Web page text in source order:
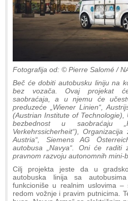
Fotografija od: © Pierre Salomé /
Beč će dobiti autobusku liniju na
bez vozača. Ovaj projekat
saobraćaja, a u njemu će
preduzeće „Wiener Linien“,
(Austrian Institute of
bezbednost u saobraćaju
Verkehrssicherheit“),
Austria“, Siemens AG
autobusa „Navya“. Oni će raditi
pravnom razvoju autonomnih mini-
Cilj projekta jeste da u
autobuska linija sa
funkcioniše u realnim uslovima –
redom vožnje i pravim putnicima.